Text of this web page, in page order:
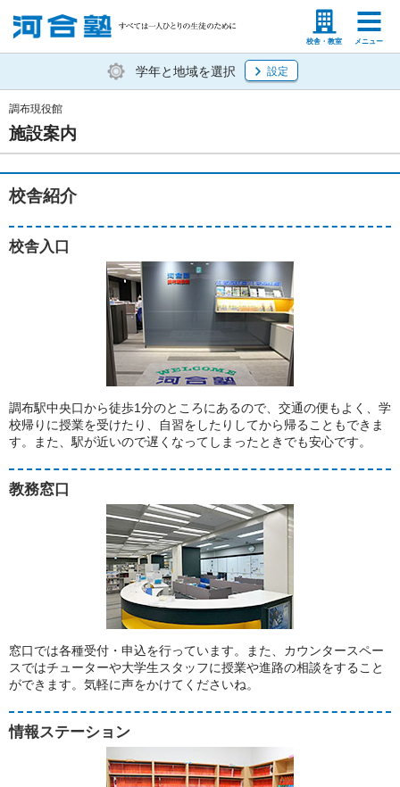
校舎・教室 メニュー
塾生の方 高等学校の先生
学年と地域を選択 設定
施設案内
調布現役館
校舎紹介
校舎入口
調布駅中央口から徒歩1分のところにあるので、交通の便もよく、学
校帰りに授業を受けたり、自習をしたりしてから帰ることもできま
す。また、駅が近いので遅くなってしまったときでも安心です。
教務窓口
窓口では各種受付・申込を行っています。また、カウンタースペー
スではチューターや大学生スタッフに授業や進路の相談をすること
ができます。気軽に声をかけてくださいね。
情報ステーション